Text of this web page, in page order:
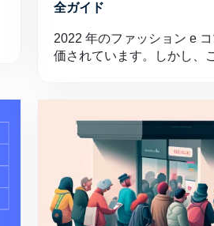
全ガイド
2022 年のファッション e
価されています。しかし、